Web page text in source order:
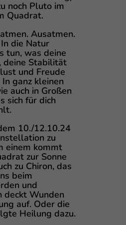
noch Pluto im
Quadrat.
Ausatmen.
die Natur
tun, was deine
deine Stabilität
und Freude
ganz kleinen
auch in Großen
sich für dich
10./12.10.24
zu
einem kommt
zur Sonne
zu Chiron, das
beim
und
deckt Wunden
auf. Oder die
Heilung dazu.